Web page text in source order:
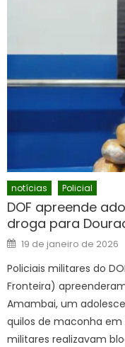
notícias Policial
DOF apreende
droga para
Posted
on
19 de janeiro de 2026
Policiais militares do
Fronteira)
Amambai, um
quilos de maconha
militares realizavam